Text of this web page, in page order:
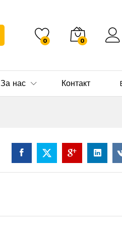
0 0
За нас Контакт